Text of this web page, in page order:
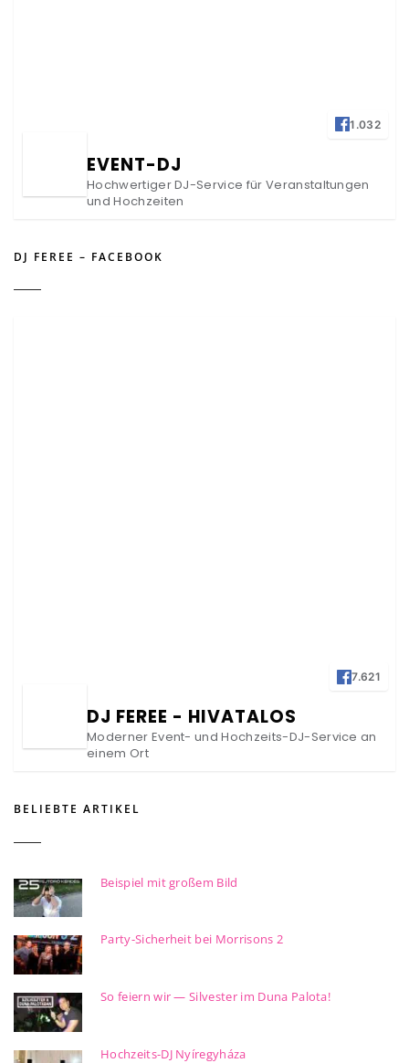
1.032
EVENT-DJ
Hochwertiger DJ-Service für Veranstaltungen
und Hochzeiten
DJ FEREE – FACEBOOK
7.621
DJ FEREE - HIVATALOS
Moderner Event- und Hochzeits-DJ-Service an
einem Ort
BELIEBTE ARTIKEL
Beispiel mit großem Bild
Party-Sicherheit bei Morrisons 2
So feiern wir — Silvester im Duna Palota!
Hochzeits-DJ Nyíregyháza